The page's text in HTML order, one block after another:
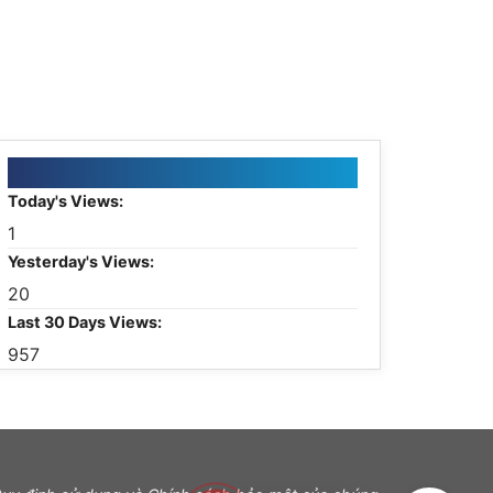
Today's Views:
1
Yesterday's Views:
20
Last 30 Days Views:
957